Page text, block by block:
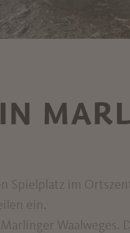
Spielplatz im
ein.
Waalweges.